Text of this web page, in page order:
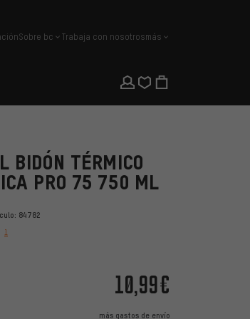
Sobre bc Trabaja con nosotrosmás
BIDÓN TÉRMICO
PRO 75 750 ML
84782
1
10,99€
más gastos de envío